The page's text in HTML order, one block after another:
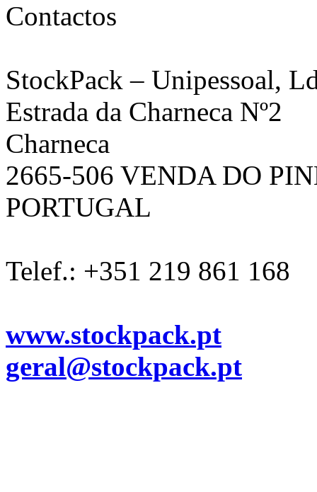
Contactos
StockPack – Unipessoal,
Estrada da Charneca Nº2
Charneca
2665-506 VENDA DO
PORTUGAL
Telef.: +351 219 861 168
www.stockpack.pt
geral@stockpack.pt